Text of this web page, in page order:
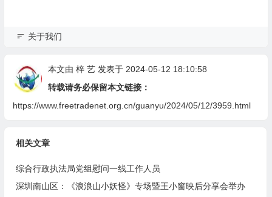
关于我们
本文由 梓 艺发表于 2024-05-12 18:10:58
转载请务必保留本文链接：
https://www.freetradenet.org.cn/guanyu/2024/05/12/3959.html
相关文章
综合行政执法局党组慰问一线工作人员
深圳南山区：《浪浪山小妖怪》专场暨王小窗映后分享会举办